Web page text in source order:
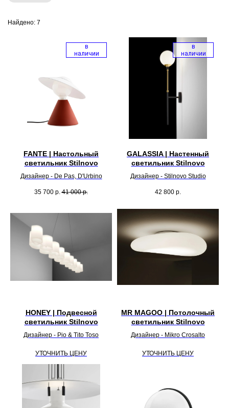
Найдено: 7
в
наличии
FANTE | Настольный
светильник Stilnovo
Дизайнер - De Pas, D'Urbino
35 700 р. 41 000 р.
в
наличии
GALASSIA | Настенный
светильник Stilnovo
Дизайнер - Stilnovo Studio
42 800 р.
HONEY | Подвесной
светильник Stilnovo
Дизайнер - Pio & Tito Toso
УТОЧНИТЬ ЦЕНУ
MR MAGOO | Потолочный
светильник Stilnovo
Дизайнер - Mikro Crosalto
УТОЧНИТЬ ЦЕНУ